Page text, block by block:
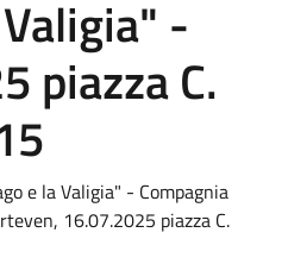
-
piazza C.
e la Valigia" - Compagnia
16.07.2025 piazza C.